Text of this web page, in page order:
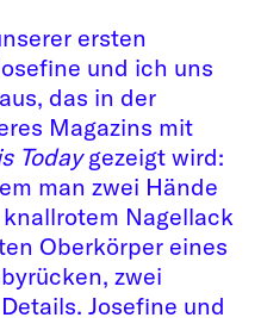
ersten
und ich uns
das in der
Magazins mit
Todaygezeigt wird:
man zwei Hände
Nagellack
Oberkörper eines
zwei
Josefine und